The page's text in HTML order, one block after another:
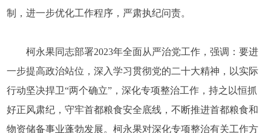
制，进一步优化工作程序，严肃执纪问责。
柯永果同志部署2023年全面从严治党工作，强调：要进
一步提高政治站位，深入学习贯彻党的二十大精神，以实际
行动坚决捍卫“两个确立”，深化专项整治工作，持之以恒抓
好正风肃纪，守牢首都粮食安全底线，不断推进首都粮食和
物资储备事业蓬勃发展。柯永果对深化专项整治有关工作方